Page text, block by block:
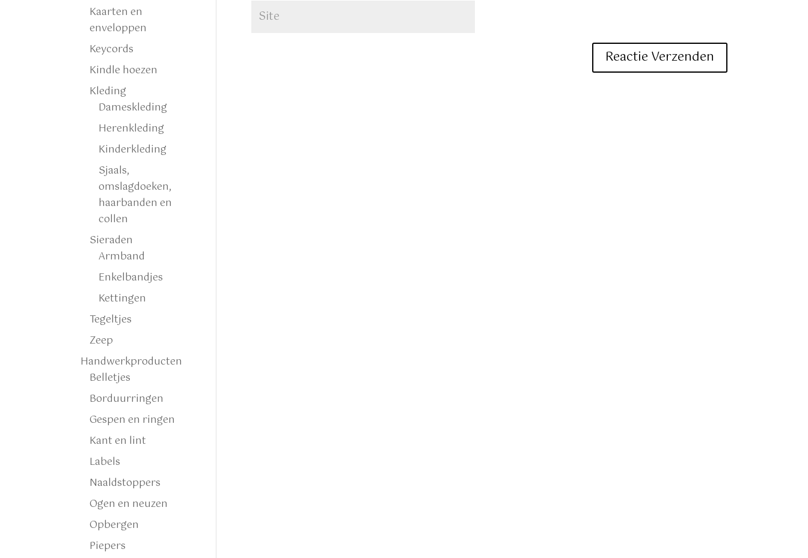
Kaarten en
enveloppen
Keycords
Kindle hoezen
Kleding
Dameskleding
Herenkleding
Kinderkleding
Sjaals,
omslagdoeken,
haarbanden en
collen
Sieraden
Armband
Enkelbandjes
Kettingen
Tegeltjes
Zeep
Handwerkproducten
Belletjes
Borduurringen
Gespen en ringen
Kant en lint
Labels
Naaldstoppers
Ogen en neuzen
Opbergen
Piepers